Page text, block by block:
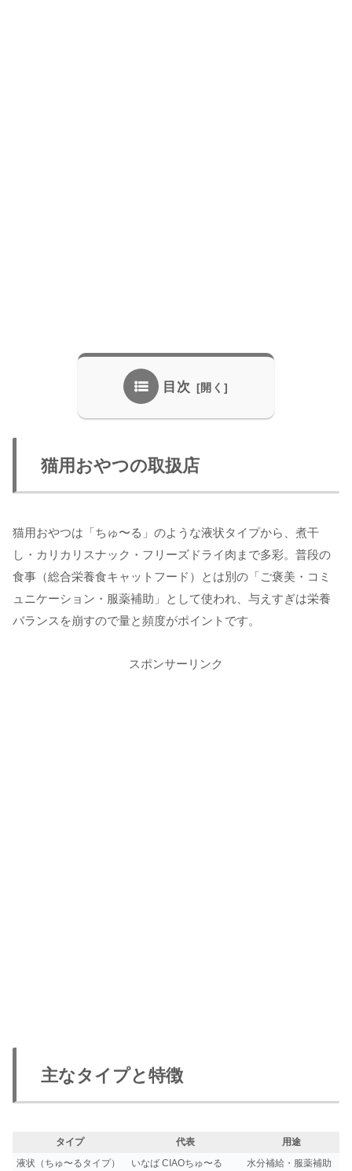
目次
猫用おやつの取扱店
猫用おやつは「ちゅ〜る」のような液状タイプから、煮干
し・カリカリスナック・フリーズドライ肉まで多彩。普段の
食事（総合栄養食キャットフード）とは別の「ご褒美・コミ
ュニケーション・服薬補助」として使われ、与えすぎは栄養
バランスを崩すので量と頻度がポイントです。
スポンサーリンク
主なタイプと特徴
タイプ 代表
用途
液状（ちゅ〜るタイプ）
いなば CIAOちゅ〜る
水分補給・服薬補助